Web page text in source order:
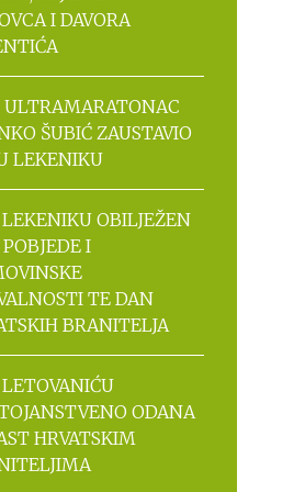
I DAVORA
ULTRAMARATONAC
ŠUBIĆ ZAUSTAVIO
LEKENIKU
OBILJEŽEN
I
TE DAN
BRANITELJA
ODANA
HRVATSKIM